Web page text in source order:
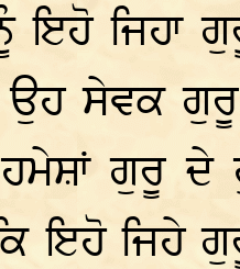
ਇਹੋ ਜਿਹਾ
ਉਹ ਸੇਵਕ
ਗੁਰੂ
ਇਹੋ ਜਿਹੇ